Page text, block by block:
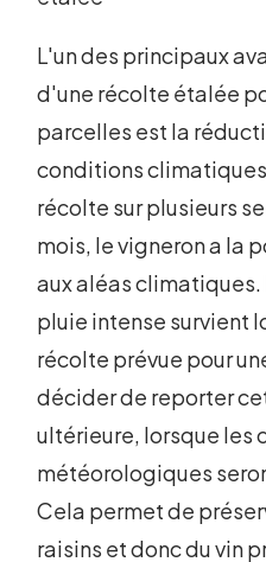
L'un des principaux
d'une récolte étalée
parcelles est la
conditions
récolte sur plusieurs
mois, le vigneron a la
aux aléas climatiques.
pluie intense survient
récolte prévue pour
décider de reporter
ultérieure, lorsque les
météorologiques
Cela permet de
raisins et donc du vin